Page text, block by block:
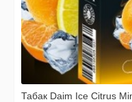
Табак Daim Ice Citrus